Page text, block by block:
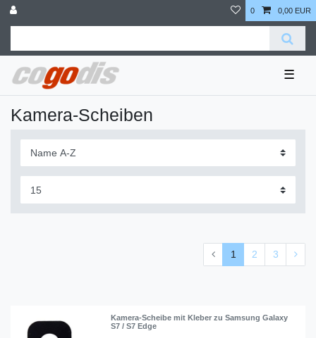
0 0,00 EUR
☰
Kamera-Scheiben
1 2 3
Kamera-Scheibe mit Kleber zu Samsung Galaxy
S7 / S7 Edge